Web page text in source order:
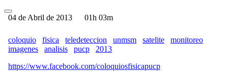
04 de Abril de 2013 01h 03m
coloquio fisica teledeteccion unmsm satelite
monitoreo
imagenes
analisis pucp
2013
https://www.facebook.com/coloquiosfisicapucp